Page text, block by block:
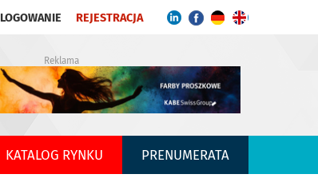
LOGOWANIE REJESTRACJA
Reklama
KATALOG RYNKU PRENUMERATA